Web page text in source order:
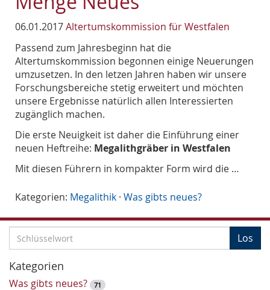
06.01.2017Altertumskommission für Westfalen
Passend zum Jahresbeginn hat die
Altertumskommission begonnen einige Neuerungen
umzusetzen. In den letzen Jahren haben wir unsere
Forschungsbereiche stetig erweitert und möchten
unsere Ergebnisse natürlich allen Interessierten
zugänglich machen.
Die erste Neuigkeit ist daher die Einführung einer
neuen Heftreihe: Megalithgräber in Westfalen
Mit diesen Führern in kompakter Form wird die …
Kategorien: Megalithik · Was gibts neues?
c
h
l
Los
Kategorien
Was gibts neues? 71